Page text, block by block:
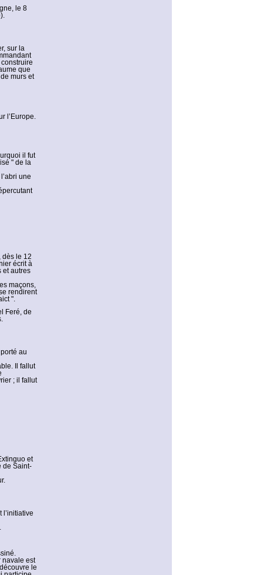
le 8
sur la
que
murs et
l’Europe.
il fut
" de la
une
dès le 12
écrit à
et autres
maçons,
rendirent
".
Feré, de
au
Il fallut
; il fallut
et
de Saint-
l’initiative
navale est
le